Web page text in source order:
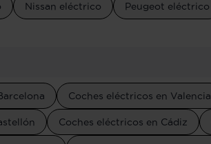
Nissan eléctrico Peugeot eléctrico
Coches eléctricos en Valencia
Coches eléctricos en Cádiz